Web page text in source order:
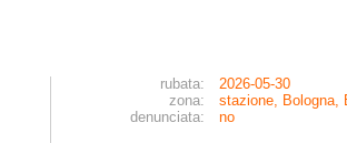
rubata:
2026-05-30
zona:
stazione, Bologna,
denunciata:
no